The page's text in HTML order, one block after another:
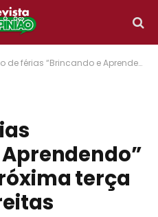
“Brincando e Aprendendo” começa na próxima terça em José de Freitas
terça